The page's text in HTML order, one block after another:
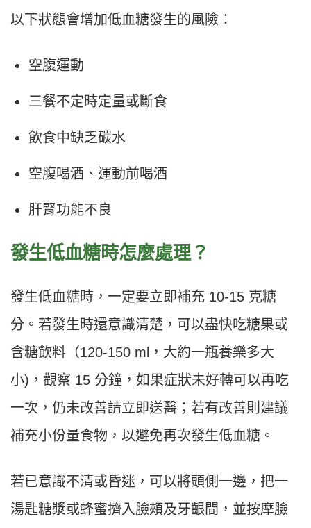
以下狀態會增加低血糖發生的風險：
空腹運動
三餐不定時定量或斷食
飲食中缺乏碳水
空腹喝酒、運動前喝酒
肝腎功能不良
發生低血糖時怎麼處理？
發生低血糖時，一定要立即補充 10-15 克糖
分。若發生時還意識清楚，可以盡快吃糖果或
含糖飲料（120-150 ml，大約一瓶養樂多大
小)，觀察 15 分鐘，如果症狀未好轉可以再吃
一次，仍未改善請立即送醫；若有改善則建議
補充小份量食物，以避免再次發生低血糖。
若已意識不清或昏迷，可以將頭側一邊，把一
湯匙糖漿或蜂蜜擠入臉頰及牙齦間，並按摩臉